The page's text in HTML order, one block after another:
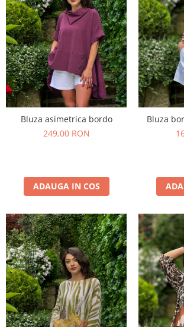
Bluza asimetrica bordo
249,00 RON
ADAUGA IN COS
Bluza